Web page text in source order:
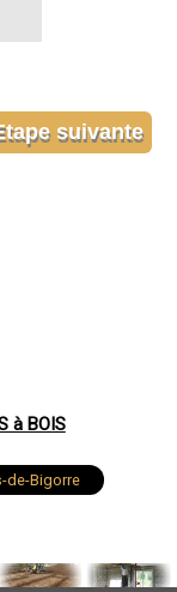
à BOIS
de-Bigorre
Juillan